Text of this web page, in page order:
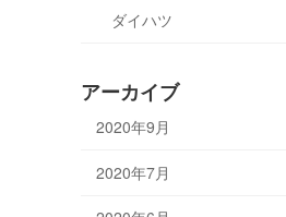
ダイハツ
アーカイブ
2020年9月
2020年7月